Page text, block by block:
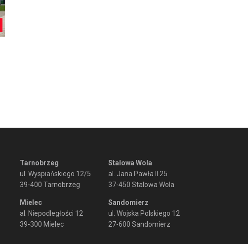
Tarnobrzeg
ul. Wyspiańskiego 12/5
39-400 Tarnobrzeg
Mielec
al. Niepodległości 12
39-300 Mielec
Stalowa Wola
al. Jana Pawła II 25
37-450 Stalowa Wola
Sandomierz
ul. Wojska Polskiego 12
27-600 Sandomierz